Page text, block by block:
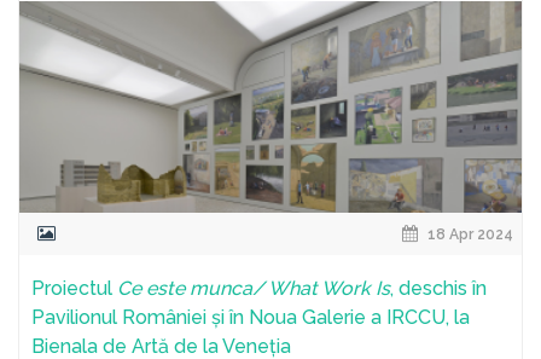
18 Apr 2024
Proiectul Ce este munca/ What Work Is, deschis în
Pavilionul României și în Noua Galerie a IRCCU, la
Bienala de Artă de la Veneția